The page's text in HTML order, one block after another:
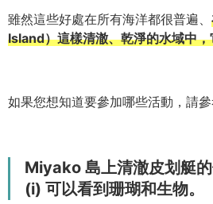
雖然這些好處在所有海洋都很普遍、
Island）這樣清澈、乾淨的水域中
如果您想知道要參加哪些活動，請參
Miyako 島上清澈皮划艇的
(i) 可以看到珊瑚和生物。